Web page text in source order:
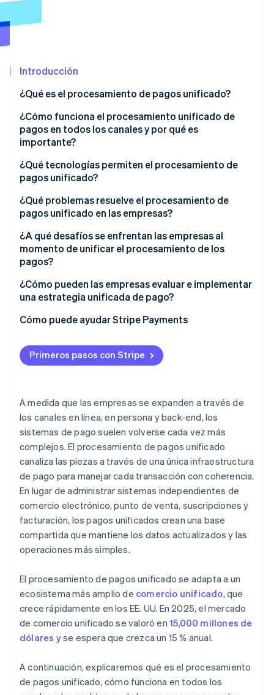
Prevención de fraude
Climate
Verificación de identidad en línea
Descubre cómo Stripe construye la infraestructura
Mirar ahora
Introducción
¿Qué es el procesamiento de pagos unificado?
¿Cómo funciona el procesamiento unificado de
pagos en todos los canales y por qué es
importante?
Pagos electrónicos
Pagos en persona
Sistemas back-end
¿Qué tecnologías permiten el procesamiento de
pagos unificado?
¿Qué problemas resuelve el procesamiento de
pagos unificado en las empresas?
¿A qué desafíos se enfrentan las empresas al
momento de unificar el procesamiento de los
pagos?
¿Cómo pueden las empresas evaluar e implementar
una estrategia unificada de pago?
Cómo puede ayudar Stripe Payments
Primeros pasos con Stripe
A medida que las empresas se expanden a través de
los canales en línea, en persona y back-end, los
sistemas de pago suelen volverse cada vez más
complejos. El procesamiento de pagos unificado
canaliza las piezas a través de una única infraestructura
de pago para manejar cada transacción con coherencia.
En lugar de administrar sistemas independientes de
comercio electrónico, punto de venta, suscripciones y
facturación, los pagos unificados crean una base
compartida que mantiene los datos actualizados y las
operaciones más simples.
El procesamiento de pagos unificado se adapta a un
ecosistema más amplio de comercio unificado, que
crece rápidamente en los EE. UU. En 2025, el mercado
de comercio unificado se valoró en 15,000 millones de
dólares y se espera que crezca un 15 % anual.
A continuación, explicaremos qué es el procesamiento
de pagos unificado, cómo funciona en todos los